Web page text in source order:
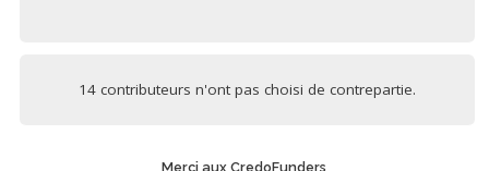
14 contributeurs n'ont pas choisi de contrepartie.
Merci aux CredoFunders